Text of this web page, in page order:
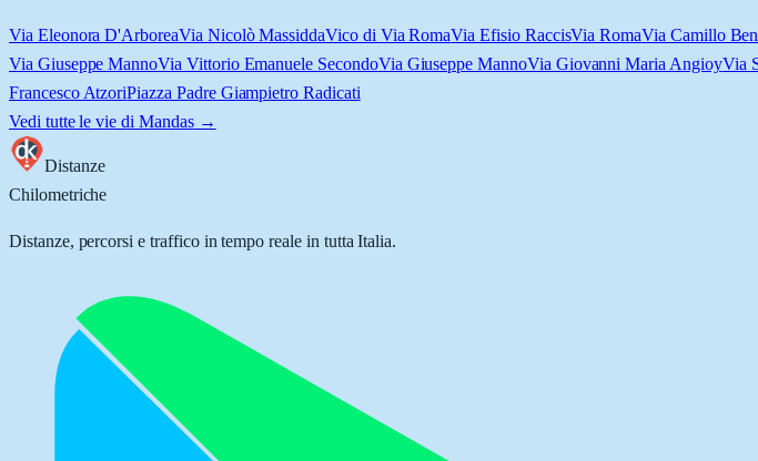
Via Eleonora D'ArboreaVia Nicolò MassiddaVico di Via RomaVia Efisio RaccisVia RomaVia Camillo
Via Giuseppe MannoVia Vittorio Emanuele SecondoVia Giuseppe MannoVia Giovanni Maria AngioyVia
Francesco AtzoriPiazza Padre Giampietro Radicati
Vedi tutte le vie di Mandas→
Distanze
Chilometriche
Distanze, percorsi e traffico in tempo reale in tutta Italia.